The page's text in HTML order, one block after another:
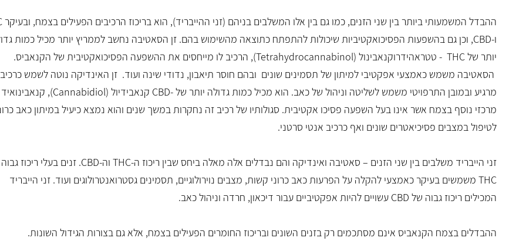
ההבדל המשמעותי ביותר בין שני הזנים, כמו גם בין אלו המשלבים בניהם (זני ההייבריד), הוא בריכוז הרכיבים הפעילים בצמח, ובעיקר
ו-CBD, וכן גם בהשפעות הפסיכואקטיביות שיכולות להתפתח כתוצאה מהשימוש בהם. זן הסאטיבה נחשב לממריץ יותר מכיל כמות
יותר שלTHC
- טטראהידרוקנאבינול (Tetrahydrocannabinol), הרכיב לו מייחסים את ההשפעה הפסיכואקטיבית של הקנאביס.
הסאטיבה משמש כאמצעי אפקטיבי למיתון של תסמינים שונים ובהם חוסר תיאבון, נדודי שינה ועוד. זן האינדיקה נוטה לשמש כרכיב
מרגיע ובמובן התרפויטי משמש לשליטה וניהול של כאב. הוא מכיל כמות גדולה יותר של-CBD קנאבידיול (Cannabidiol), קנאבינואיד
מרכזי נוסף בצמח אשר אינו בעל השפעה פסיכו אקטיבית. סגולותיו של רכיב זה נחקרות במשך שנים והוא נמצא כיעיל במיתון כאב
לטיפול במצבים פסיכיאטרים שונים ואף כרכיב אנטי סרטני.
זני הייבריד משלבים בין שני הזנים – סאטיבה ואינדיקה והם נבדלים אלה מאלה ביחס שבין ריכוז ה-THC וה-CBD. זנים בעלי ריכוז
THC משמשים בעיקר כאמצעי להקלה על הפרעות כאב כרוני קשות, מצבים נוירולוגיים, תסמינים גסטרואנטרולוגים ועוד. זני הייבריד
המכילים ריכוז גבוה של CBD עשויים להיות אפקטיביים עבור דיכאון, חרדה וניהול כאב.
ההבדלים בצמח הקנאביס אינם מסתכמים רק בזנים השונים ובריכוז החומרים הפעילים בצמח, אלא גם בצורות הגידול השונות.
ולמצוא פתרונות, ונתנה לי תחושה שאני לא עוד
מטופלת ברשימה אלא אדם שהיא באמת רוצה
לעזור לו. יצאתי מהפגישה בתחושה שמבינים
אותי, שמקשיבים לכאב שלי ושיש לי רופאה
שאפשר לסמוך עליה. ממליצה עליה בחום לכל
מי שמחפש רופאת כאב מקצועית, יסודית,
אכפתית ואנושית."